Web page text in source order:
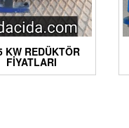
KW REDÜKTÖR
FIYATLARI